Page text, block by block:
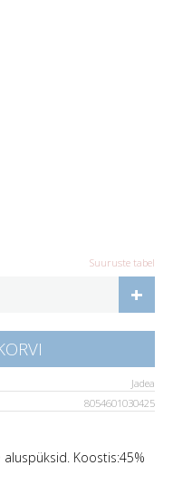
Suuruste tabel
+
Jadea
8054601030425
Koostis:45%